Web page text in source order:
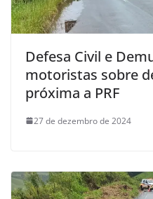
Defesa Civil e
motoristas sobre
próxima a PRF
27 de dezembro de 2024